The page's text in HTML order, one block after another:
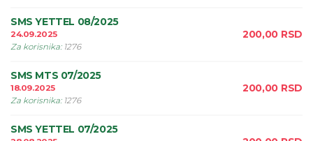
SMS YETTEL 08/2025
24.09.2025
Za korisnika: 1276
200,00 RSD
SMS MTS 07/2025
18.09.2025
Za korisnika: 1276
200,00 RSD
SMS YETTEL 07/2025